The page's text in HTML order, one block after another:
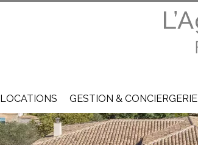
LOCATIONS GESTION & CONCIERGERIE